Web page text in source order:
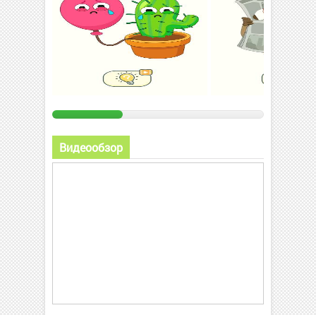
Видеообзор